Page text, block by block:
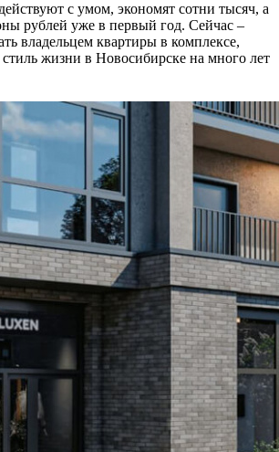
с умом, экономят сотни тысяч, а
рублей уже в первый год. Сейчас –
владельцем квартиры в комплексе,
жизни в Новосибирске на много лет